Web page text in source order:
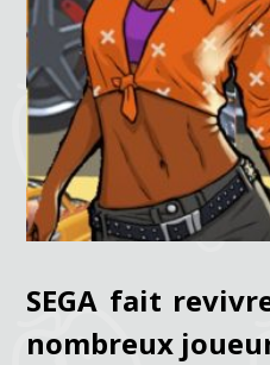
SEGA fait
nombreux